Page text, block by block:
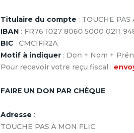
Titulaire du compte : TOUCHE
IBAN : FR76 1027 8060 5000 0211
BIC : CMCIFR2A
Motif à indiquer: Don + Nom +
Pour recevoir votre reçu fiscal :
FAIRE UN DON PAR CHÈQUE
Adresse :
TOUCHE PAS À MON FLIC